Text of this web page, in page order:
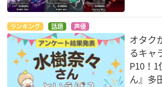
ランキング 話題 声優
オタク
るキャ
P10！
ん』多